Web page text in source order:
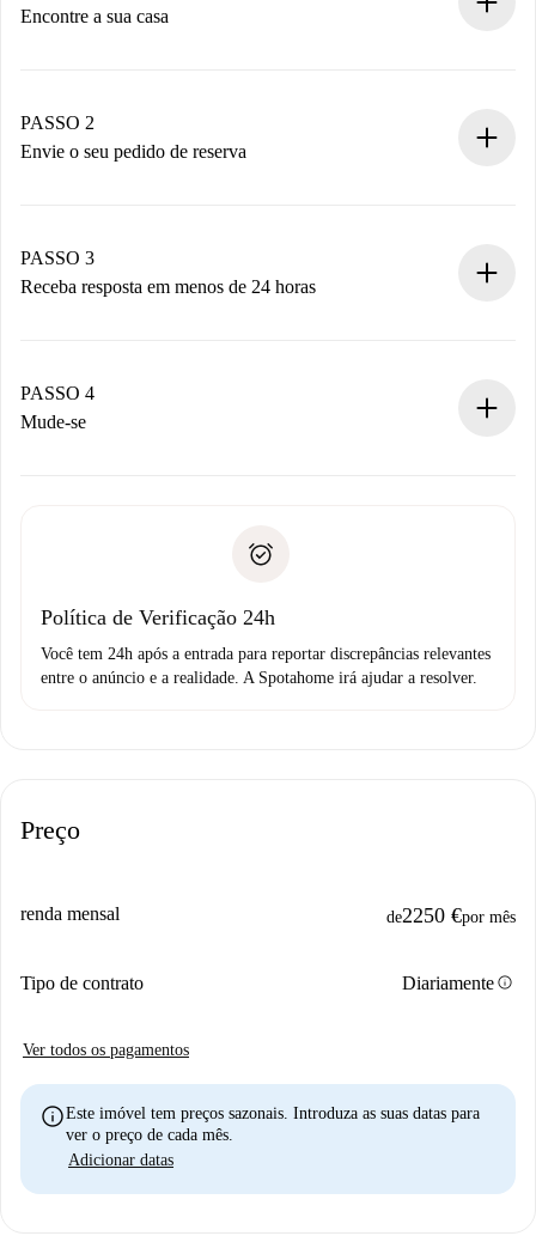
Encontre a sua casa
Você tem todas as informações necessárias
antecipadamente.
PASSO 2
Envie o seu pedido de reserva
Não cobramos nada até que o proprietário confirme.
PASSO 3
Receba resposta em menos de 24 horas
proprietário.
Se recusada: não cobraremos nada e ofereceremos
Débito direto bancário
PASSO 4
Mude-se
não comunicar nenhum problema.
Política de Verificação 24h
Você tem 24h após a entrada para reportar discrepâncias relevantes
entre o anúncio e a realidade. A Spotahome irá ajudar a resolver.
Preço
renda mensal de2250 €por mês
Tipo de contrato Diariamenteinfo
Ver todos os pagamentos
infoEste imóvel tem preços sazonais. Introduza as suas datas para
ver o preço de cada mês.
Adicionar datas